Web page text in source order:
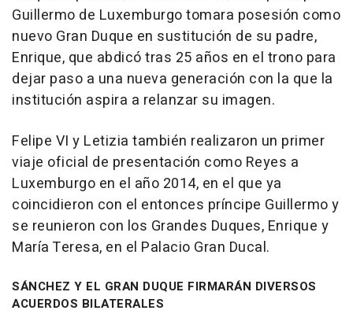
Guillermo de Luxemburgo tomara posesión como
nuevo Gran Duque en sustitución de su padre,
Enrique, que abdicó tras 25 años en el trono para
dejar paso a una nueva generación con la que la
institución aspira a relanzar su imagen.
Felipe VI y Letizia también realizaron un primer
viaje oficial de presentación como Reyes a
Luxemburgo en el año 2014, en el que ya
coincidieron con el entonces príncipe Guillermo y
se reunieron con los Grandes Duques, Enrique y
María Teresa, en el Palacio Gran Ducal.
SÁNCHEZ Y EL GRAN DUQUE FIRMARÁN DIVERSOS
ACUERDOS BILATERALES